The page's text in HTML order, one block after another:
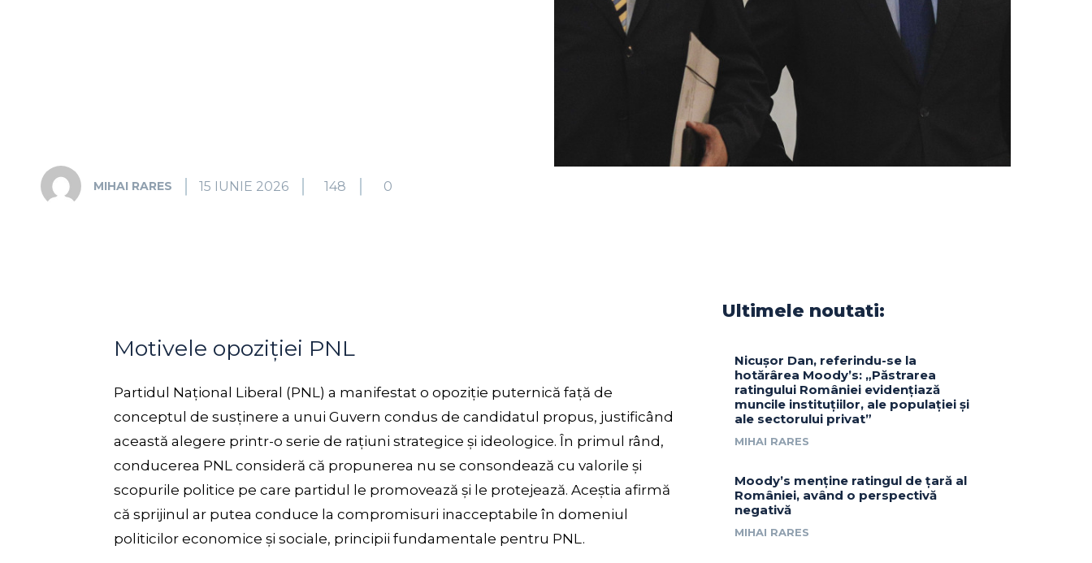
MIHAI RARES 15 IUNIE 2026 148 0
Motivele opoziției PNL
Partidul Național Liberal (PNL) a manifestat o opoziție puternică față de
conceptul de susținere a unui Guvern condus de candidatul propus, justificând
această alegere printr-o serie de rațiuni strategice și ideologice. În primul rând,
conducerea PNL consideră că propunerea nu se consondează cu valorile și
scopurile politice pe care partidul le promovează și le protejează. Aceștia afirmă
că sprijinul ar putea conduce la compromisuri inacceptabile în domeniul
politicilor economice și sociale, principii fundamentale pentru PNL.
Ultimele noutati:
Nicușor Dan, referindu-se la
hotărârea Moody’s: „Păstrarea
ratingului României evidențiază
muncile instituțiilor, ale populației și
ale sectorului privat”
MIHAI RARES
Moody’s menține ratingul de țară al
României, având o perspectivă
negativă
MIHAI RARES